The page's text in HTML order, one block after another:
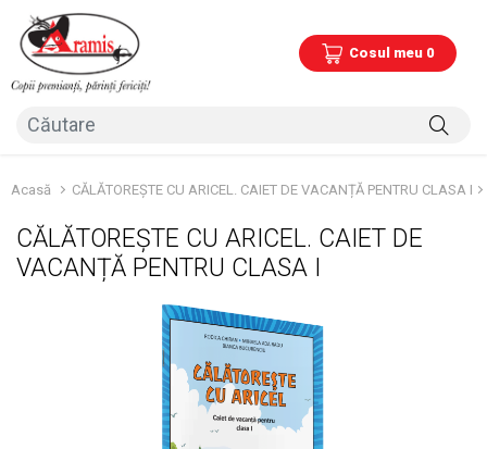
Cosul meu 0
Acasă CĂLĂTOREȘTE CU ARICEL. CAIET DE VACANȚĂ PENTRU CLASA I
CĂLĂTOREȘTE CU ARICEL. CAIET DE
VACANȚĂ PENTRU CLASA I